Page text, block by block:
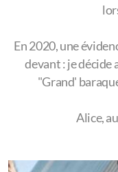
En 2020, une
devant : je décide
"Grand'
Alice,